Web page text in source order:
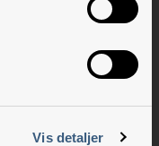
Vis detaljer